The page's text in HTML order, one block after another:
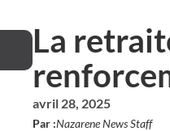
La
avril 28, 2025
Par :Nazarene News Staff